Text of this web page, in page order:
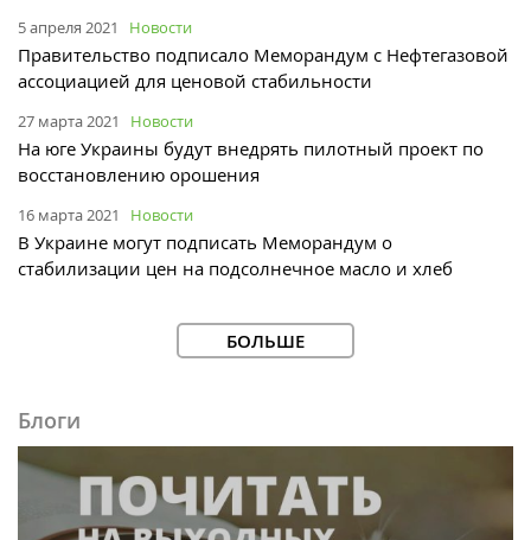
5 апреля 2021 Новости
Правительство подписало Меморандум с Нефтегазовой
ассоциацией для ценовой стабильности
27 марта 2021 Новости
На юге Украины будут внедрять пилотный проект по
восстановлению орошения
16 марта 2021 Новости
В Украине могут подписать Меморандум о
стабилизации цен на подсолнечное масло и хлеб
БОЛЬШЕ
Блоги